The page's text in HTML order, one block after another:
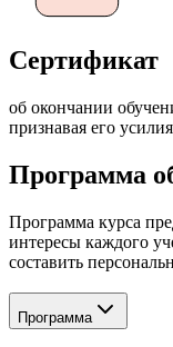
Сертификат
об окончании
признавая его
Программа
Программа курса
интересы каждого
составить
Программа